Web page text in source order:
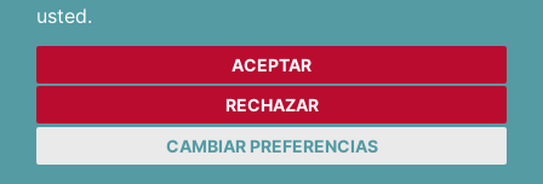
usted.
ACEPTAR
RECHAZAR
CAMBIAR PREFERENCIAS